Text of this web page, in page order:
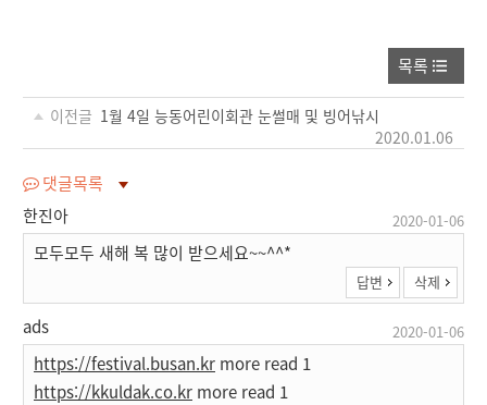
목록
이전글 1월 4일 능동어린이회관 눈썰매 및 빙어낚시
2020.01.06
댓글목록
한진아
2020-01-06
모두모두 새해 복 많이 받으세요~~^^*
답변 삭제
ads 2020-01-06
https://festival.busan.kr more read 1
https://kkuldak.co.kr more read 1